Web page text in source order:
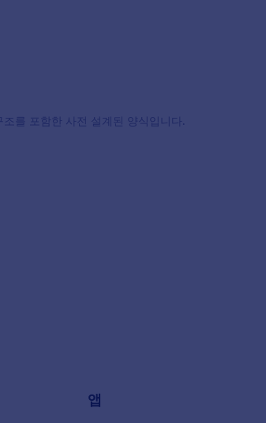
를 포함한 사전 설계된 양식입니다.
앱